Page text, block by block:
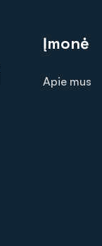
Įmonė
Apie mus